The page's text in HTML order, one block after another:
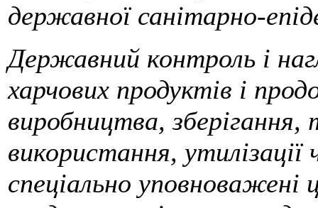
державної санітарно-
Державний контроль і
харчових продуктів і
виробництва, зберігання,
використання,
спеціально уповноважені